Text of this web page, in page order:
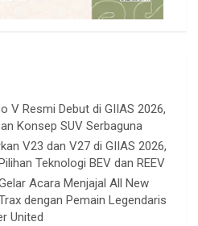
V Resmi Debut di GIIAS 2026,
Konsep SUV Serbaguna
V23 dan V27 di GIIAS 2026,
Teknologi BEV dan REEV
Acara Menjajal All New
dengan Pemain Legendaris
United